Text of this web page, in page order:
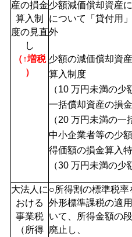
産の損金
算入制
度の見直
し
（↑増税
）
少額減価償却資産
について「貸付用
外
少額の減価償却資
算入制度
（10 万円未満の少
一括償却資産の損
（20 万円未満の一
中小企業者等の少
得価額の損金算入
（30 万円未満の少
大法人に
おける
事業税
（所得
○所得割の標準税率
外形標準課税の適
いて、所得金額の
廃止し、